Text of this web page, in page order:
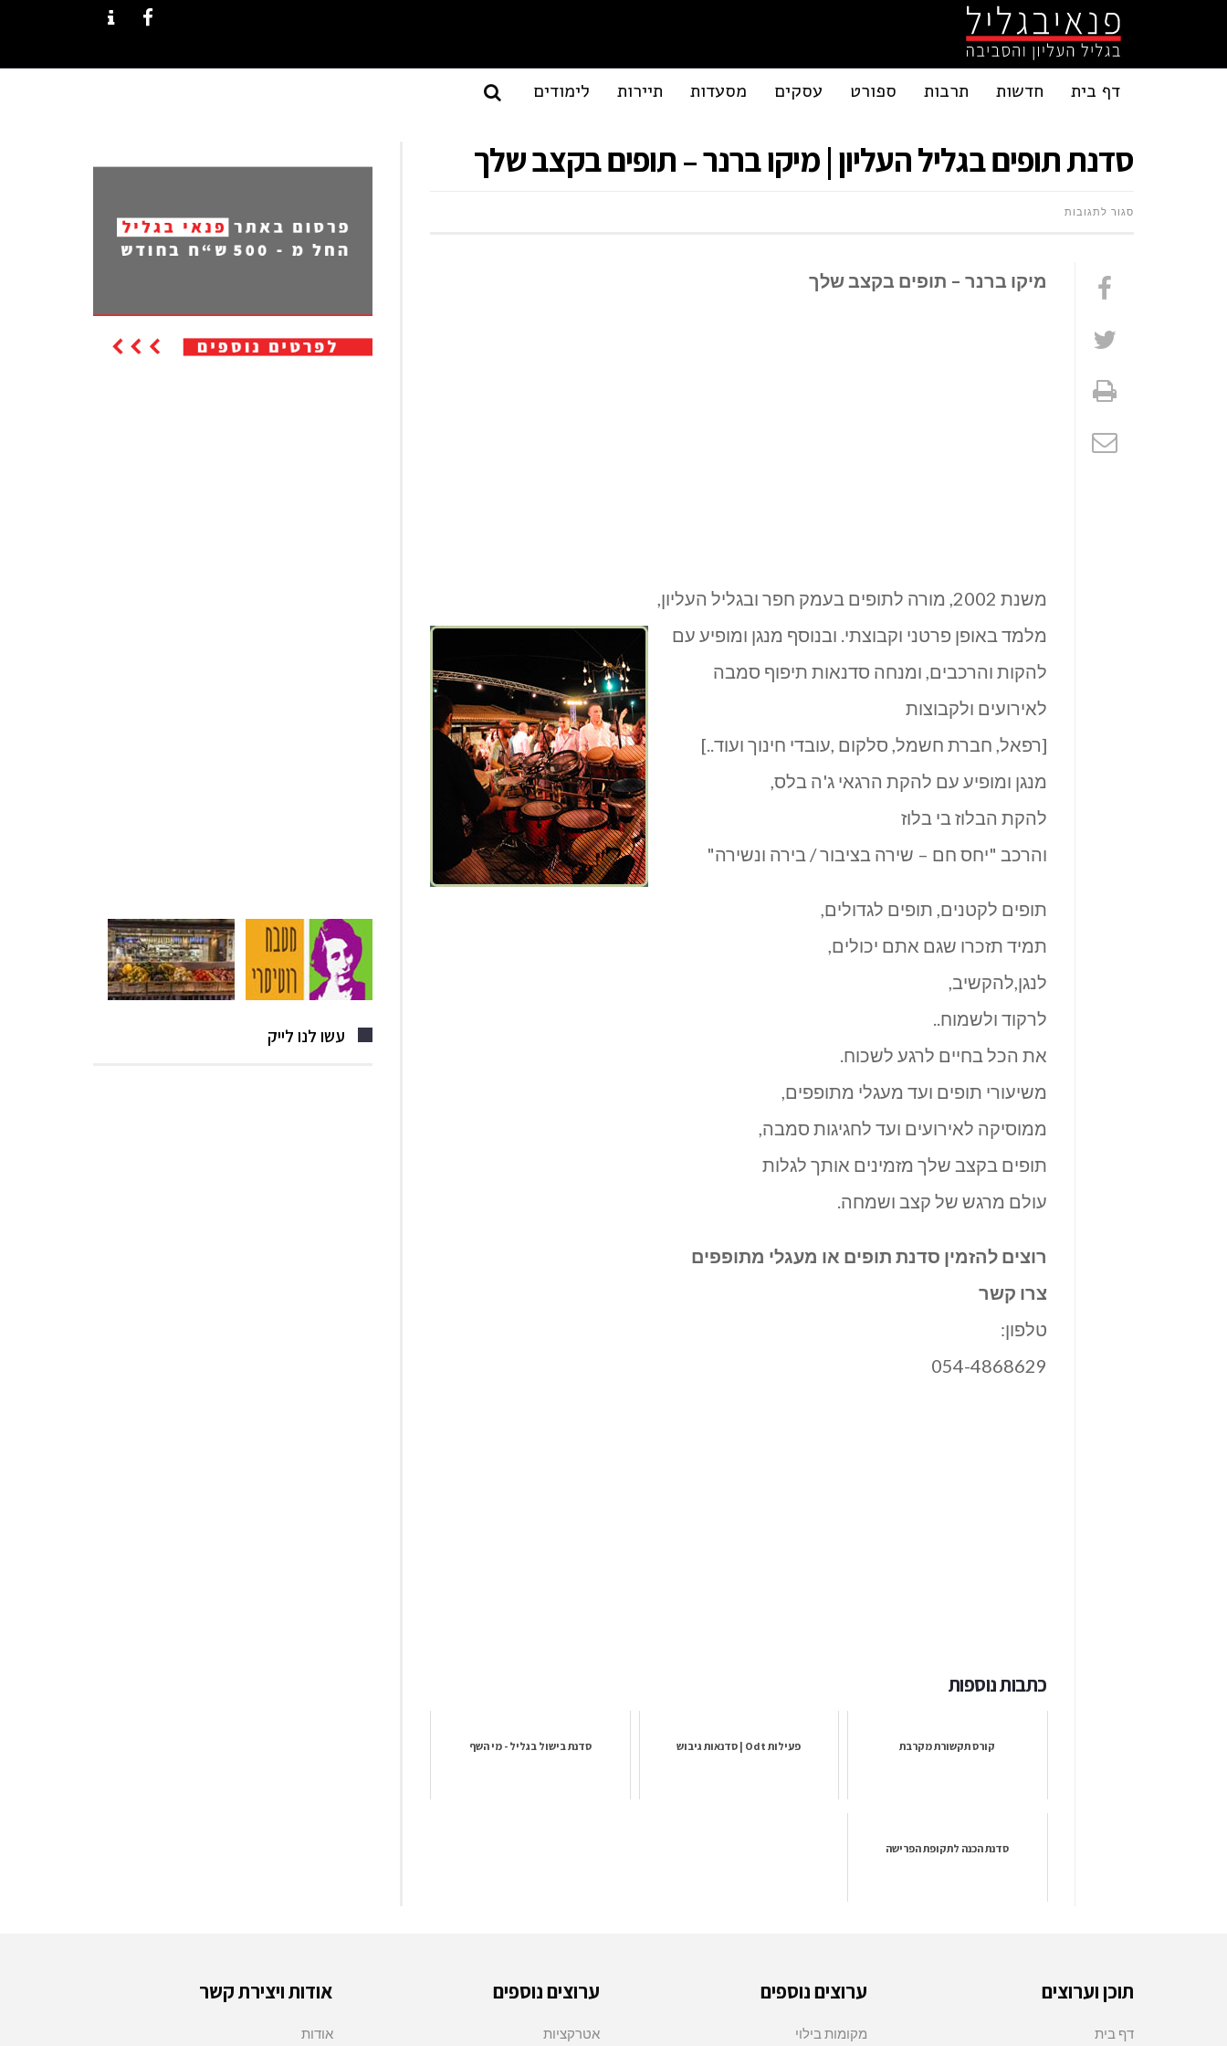
דף בית חדשות תרבות ספורט עסקים מסעדות תיירות לימודים
סדנת תופים בגליל העליון | מיקו ברנר – תופים בקצב שלך
סגור לתגובותעל
תופיםמיקו ברנר – תופים בקצב שלך
משנת 2002, מורה לתופים בעמק חפר ובגליל העליון,
מלמד באופן פרטני וקבוצתי. ובנוסף מנגן ומופיע עם
להקות והרכבים, ומנחה סדנאות תיפוף סמבה
לאירועים ולקבוצות
[רפאל, חברת חשמל, סלקום ,עובדי חינוך ועוד..]
מנגן ומופיע עם להקת הרגאי ג'ה בלס,
להקת הבלוז בי בלוז
והרכב "יחס חם – שירה בציבור / בירה ונשירה"
תופים לקטנים, תופים לגדולים,
תמיד תזכרו שגם אתם יכולים,
לנגן,להקשיב,
לרקוד ולשמוח..
את הכל בחיים לרגע לשכוח.
משיעורי תופים ועד מעגלי מתופפים,
ממוסיקה לאירועים ועד לחגיגות סמבה,
תופים בקצב שלך מזמינים אותך לגלות
עולם מרגש של קצב ושמחה.
רוצים להזמין סדנת תופים או מעגלי מתופפים
צרו קשר
טלפון:
054-4868629
כתבות נוספות
קורס תקשורת מקרבת פעילות Odt | סדנאות גיבוש סדנת בישול בגליל - מי השף
סדנת הכנה לתקופת הפרישה
עשו לנו לייק
תוכן וערוצים
דף בית
ערוצים נוספים
מקומות בילוי
ערוצים נוספים
אטרקציות
אודות ויצירת קשר
אודות